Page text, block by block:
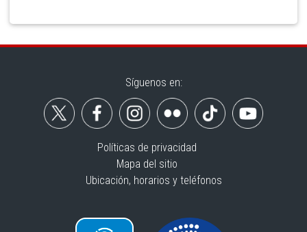
Síguenos en:
Políticas de privacidad
Mapa del sitio
Ubicación, horarios y teléfonos